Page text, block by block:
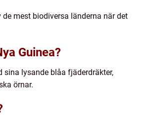
mest biodiversa länderna när det
Guinea?
sina lysande blåa fjäderdräkter,
örnar.